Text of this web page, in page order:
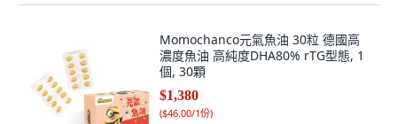
Momochanco元氣魚油 30粒 德國高
濃度魚油 高純度DHA80% rTG型態, 1
個, 30顆
$1,380
($46.00/1份)